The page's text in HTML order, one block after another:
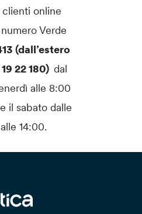
clienti online
Verde
(dall’estero
22 180) dal
alle 8:00
il sabato dalle
14:00.